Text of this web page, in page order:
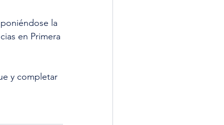
la
en Primera
y completar